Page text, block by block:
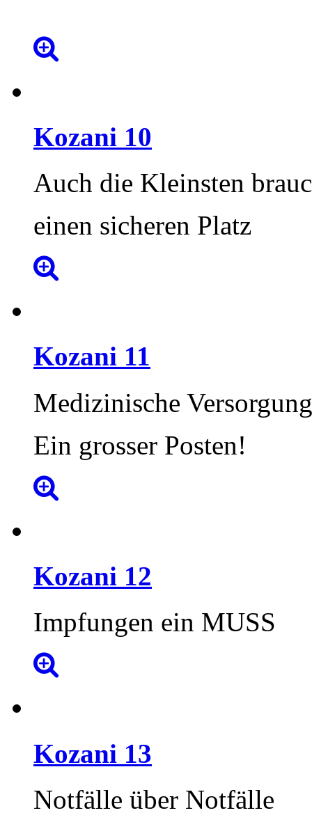
Kozani 10
Auch die Kleinsten
einen sicheren Platz
Kozani 11
Medizinische Versorgung
Ein grosser Posten!
Kozani 12
Impfungen ein MUSS
Kozani 13
Notfälle über Notfälle